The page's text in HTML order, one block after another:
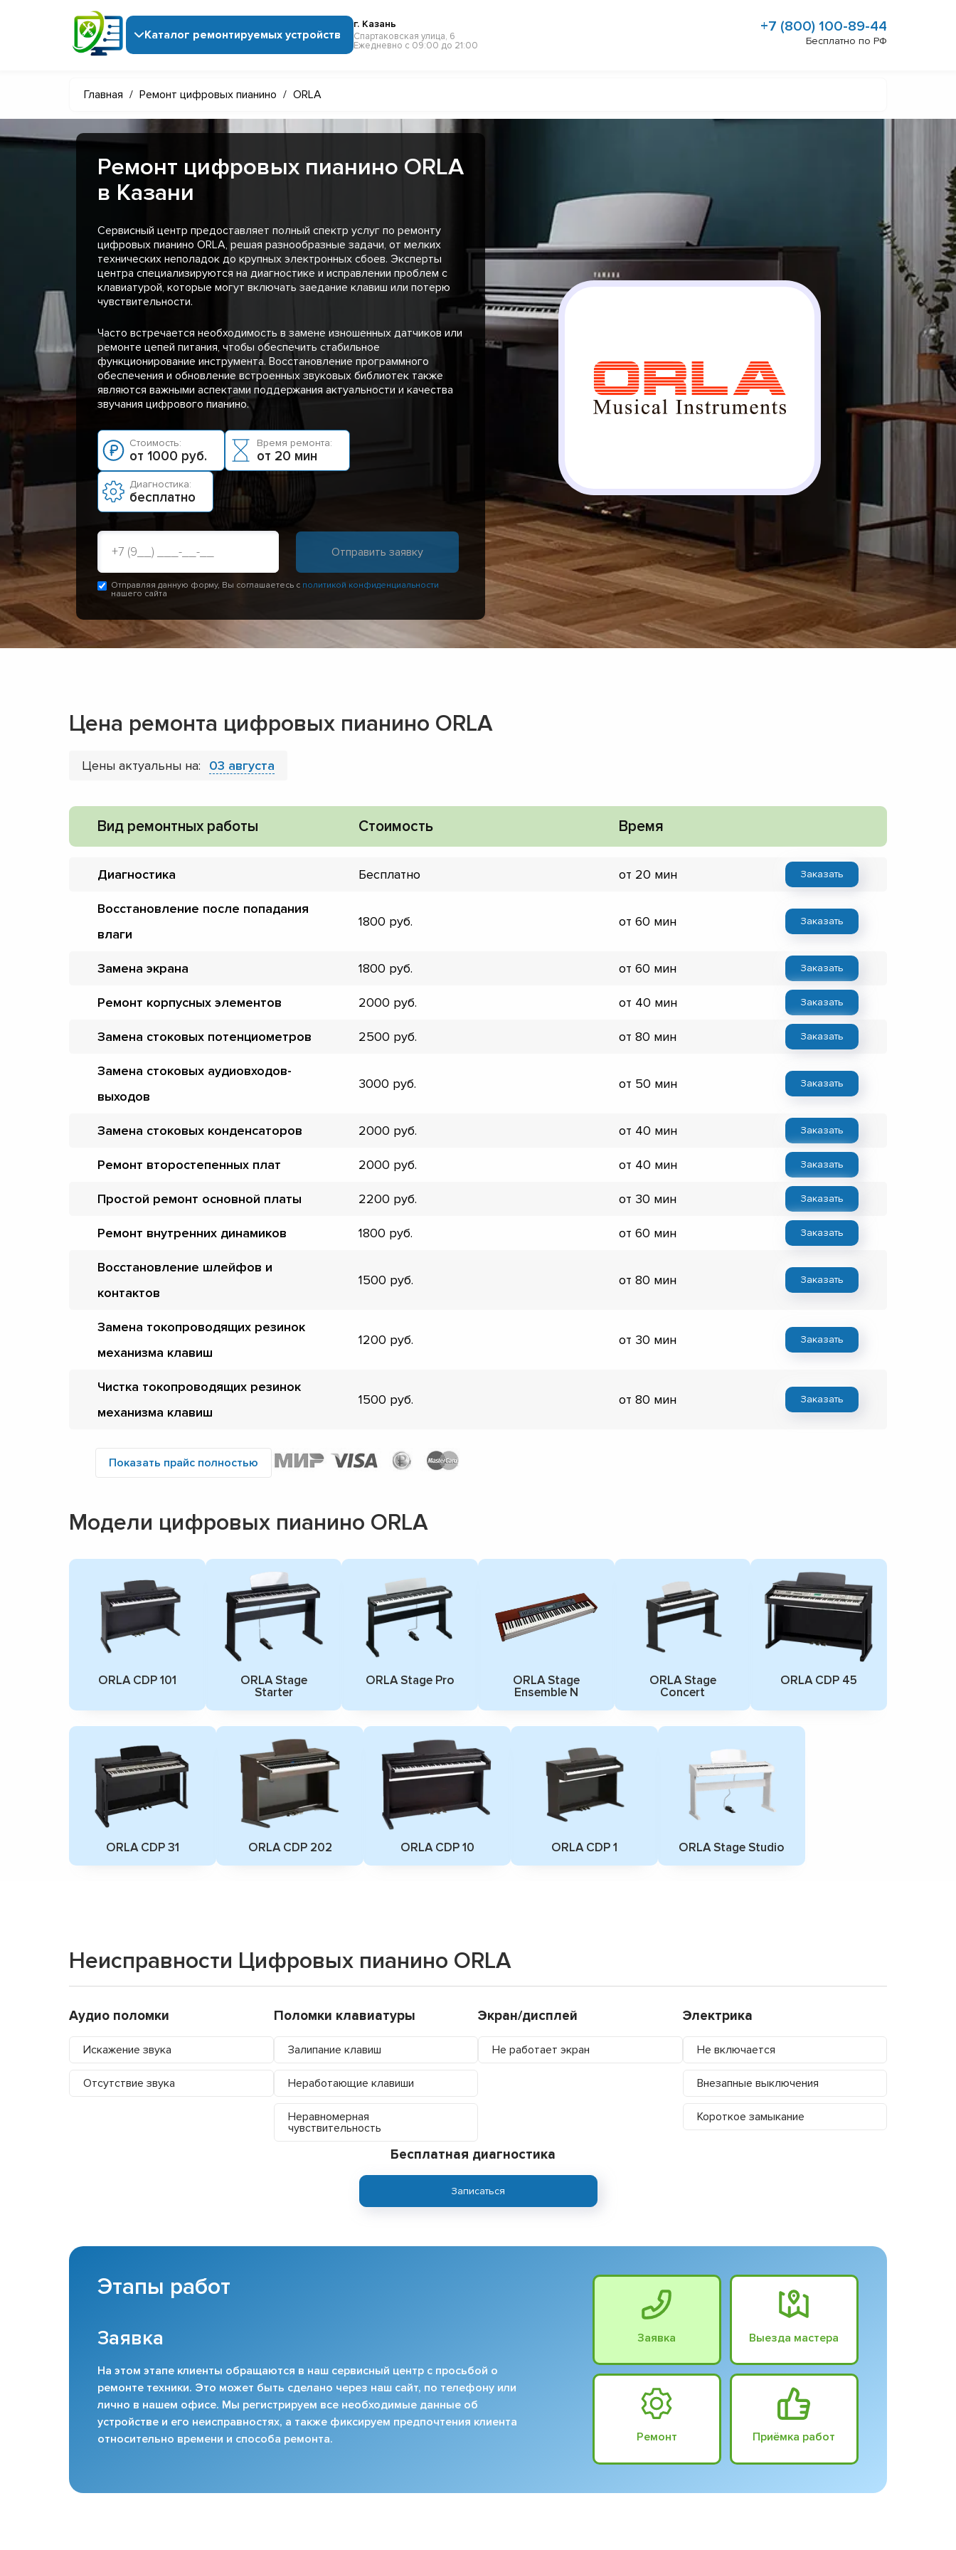
Каталог ремонтируемых устройств
г. Казань
Спартаковская улица, 6
Ежедневно с 09:00 до 21:00
+7 (800) 100-89-44
Бесплатно по РФ
Главная / Ремонт цифровых пианино / ORLA
Ремонт цифровых пианино ORLA
в Казани
Сервисный центр предоставляет полный спектр услуг по ремонту
цифровых пианино ORLA, решая разнообразные задачи, от мелких
технических неполадок до крупных электронных сбоев. Эксперты
центра специализируются на диагностике и исправлении проблем с
клавиатурой, которые могут включать заедание клавиш или потерю
чувствительности.
Часто встречается необходимость в замене изношенных датчиков или
ремонте цепей питания, чтобы обеспечить стабильное
функционирование инструмента. Восстановление программного
обеспечения и обновление встроенных звуковых библиотек также
являются важными аспектами поддержания актуальности и качества
звучания цифрового пианино.
Стоимость:
от 1000 руб.
Время ремонта:
от 20 мин
Диагностика:
бесплатно
Отправляя данную форму, Вы соглашаетесь с политикой конфиденциальности
нашего сайта
Цена ремонта цифровых пианино ORLA
Цены актуальны на: 03 августа
Вид ремонтных работы Стоимость Время
Диагностика Бесплатно от 20 мин Заказать
Восстановление после попадания
влаги
1800 от 60 мин Заказать
Замена экрана 1800 от 60 мин Заказать
Ремонт корпусных элементов 2000 от 40 мин Заказать
Замена стоковых потенциометров 2500 от 80 мин Заказать
Замена стоковых аудиовходов-
выходов
3000 от 50 мин Заказать
Замена стоковых конденсаторов 2000 от 40 мин Заказать
Ремонт второстепенных плат 2000 от 40 мин Заказать
Простой ремонт основной платы 2200 от 30 мин Заказать
Ремонт внутренних динамиков 1800 от 60 мин Заказать
Восстановление шлейфов и
контактов
1500 от 80 мин Заказать
Замена токопроводящих резинок
механизма клавиш
1200 от 30 мин Заказать
Чистка токопроводящих резинок
механизма клавиш
1500 от 80 мин Заказать
Показать прайс полностью
Модели цифровых пианино ORLA
ORLA CDP 101
ORLA Stage
Starter
ORLA Stage Pro
ORLA Stage
Ensemble N
ORLA Stage
Concert
ORLA CDP 45
ORLA CDP 31 ORLA CDP 202 ORLA CDP 10 ORLA CDP 1 ORLA Stage Studio
Неисправности Цифровых пианино ORLA
Аудио поломки
Искажение звука
Отсутствие звука
Поломки клавиатуры
Залипание клавиш
Неработающие клавиши
Неравномерная
чувствительность
Экран/дисплей
Не работает экран
Электрика
Не включается
Внезапные выключения
Короткое замыкание
Бесплатная диагностика
Записаться
Этапы работ
Заявка
На этом этапе клиенты обращаются в наш сервисный центр с просьбой о
ремонте техники. Это может быть сделано через наш сайт, по телефону или
лично в нашем офисе. Мы регистрируем все необходимые данные об
устройстве и его неисправностях, а также фиксируем предпочтения клиента
относительно времени и способа ремонта.
Заявка Выезда мастера
Ремонт Приёмка работ